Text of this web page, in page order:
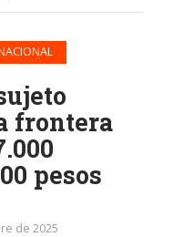
frontera
pesos
de 2025